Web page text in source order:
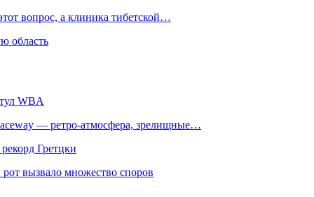
вопрос, а клиника тибетской…
область
WBA
— ретро‑атмосфера, зрелищные…
Гретцки
вызвало множество споров